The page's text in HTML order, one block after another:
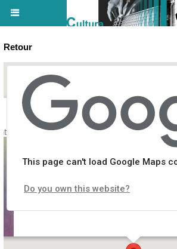
Retour
/ "BABAYKI" Voix et cordes d'Europe de
This page can't load Google Maps
Do you own this website?